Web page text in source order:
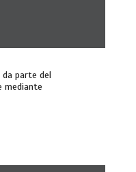
parte del
mediante